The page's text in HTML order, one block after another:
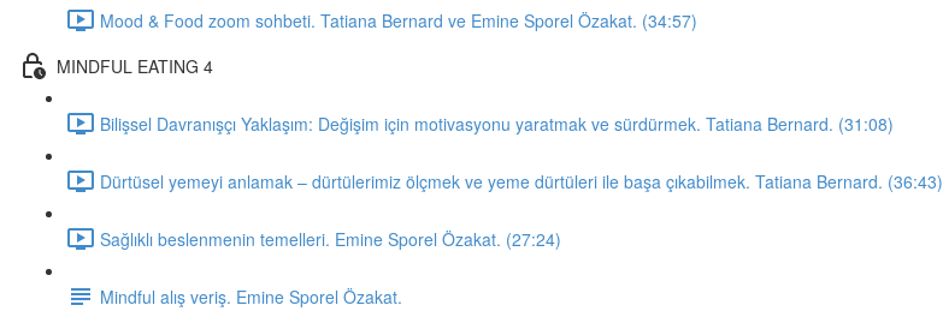
Mood & Food zoom sohbeti. Tatiana Bernard ve Emine Sporel Özakat. (34:57)
MINDFUL EATING 4
Bilişsel Davranışçı Yaklaşım: Değişim için motivasyonu yaratmak ve sürdürmek. Tatiana Bernard. (31:08)
Dürtüsel yemeyi anlamak – dürtülerimiz ölçmek ve yeme dürtüleri ile başa çıkabilmek. Tatiana Bernard. (36:43)
Sağlıklı beslenmenin temelleri. Emine Sporel Özakat. (27:24)
Mindful alış veriş. Emine Sporel Özakat.